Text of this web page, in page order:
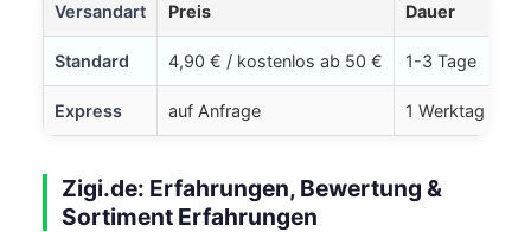
Versandart Preis Dauer
Standard 4,90 € / kostenlos ab 50 € 1-3 Tage
Express auf Anfrage 1 Werktag
Zigi.de: Erfahrungen, Bewertung &
Sortiment Erfahrungen